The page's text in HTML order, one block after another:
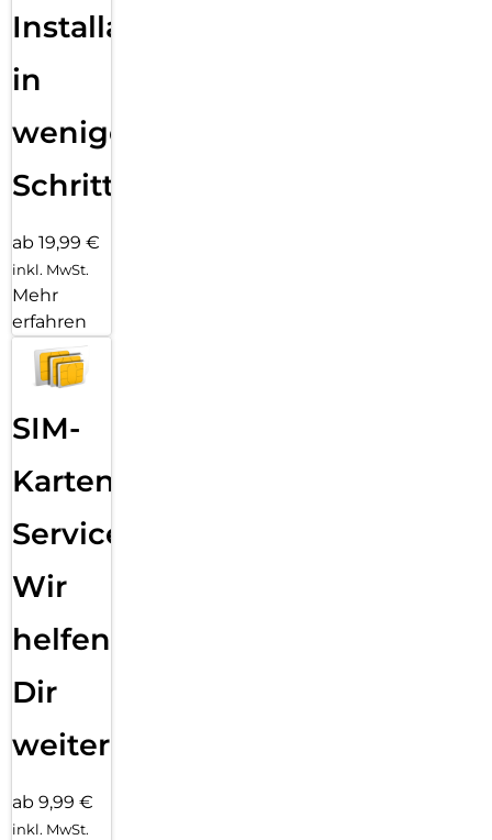
Installation
in
wenigen
Schritten
ab 19,99 €
inkl. MwSt.
Mehr
erfahren
SIM-
Karten
Service:
Wir
helfen
Dir
weiter
ab 9,99 €
inkl. MwSt.